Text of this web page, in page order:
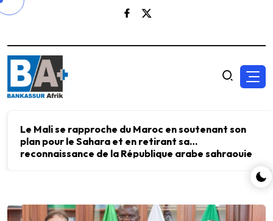
Le Mali se rapproche du Maroc en soutenant son
plan pour le Sahara et en retirant sa
reconnaissance de la République arabe sahraouie